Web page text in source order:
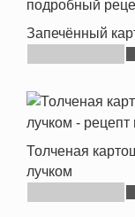
Запечённый
Толченая
лучком